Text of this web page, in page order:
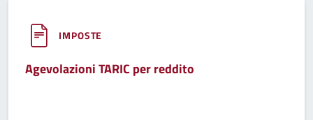
IMPOSTE
Agevolazioni TARIC per reddito